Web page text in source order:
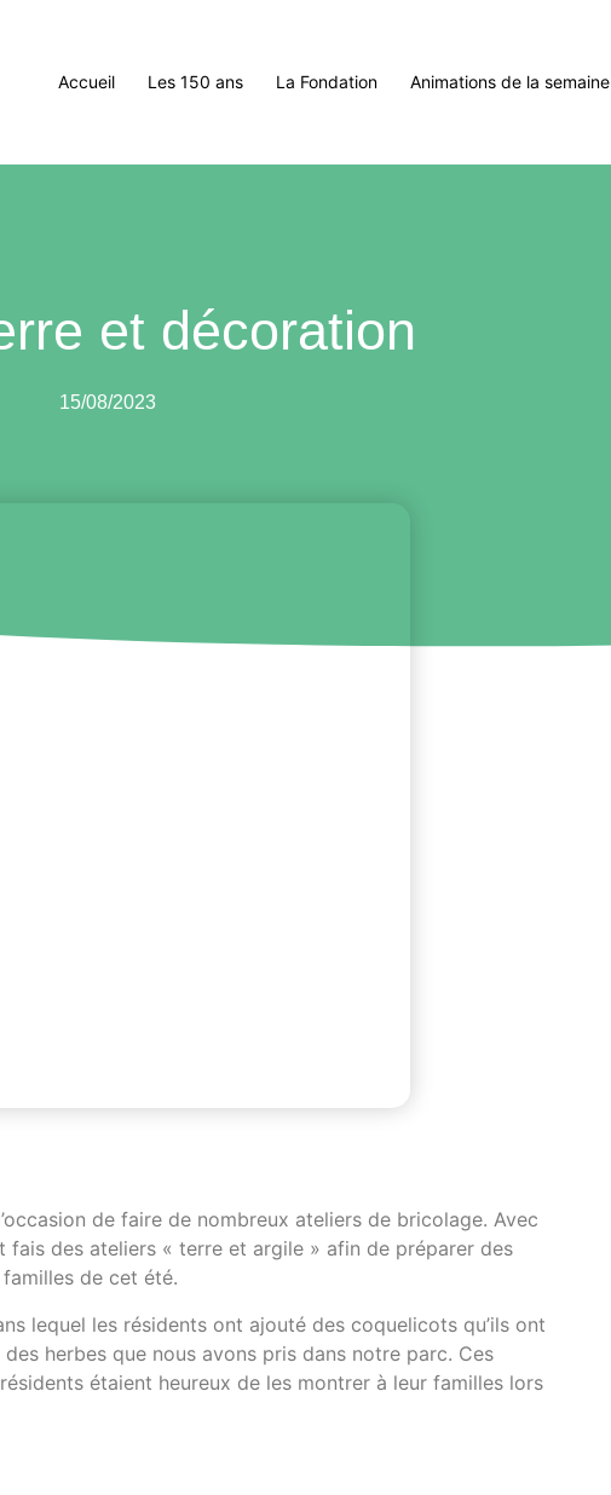
Accueil Les 150 ans La Fondation Animations de la semaine
et décoration
15/08/2023
de faire de nombreux ateliers de bricolage. Avec
fais des ateliers « terre et argile » afin de préparer des
de cet été.
lequel les résidents ont ajouté des coquelicots qu’ils ont
herbes que nous avons pris dans notre parc. Ces
étaient heureux de les montrer à leur familles lors